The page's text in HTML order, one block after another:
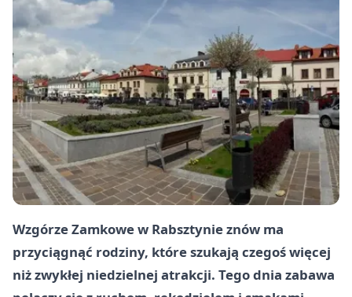
Wzgórze Zamkowe w Rabsztynie znów ma
przyciągnąć rodziny, które szukają czegoś więcej
niż zwykłej niedzielnej atrakcji. Tego dnia zabawa